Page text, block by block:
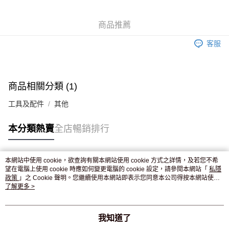
付款後門市自取，訂單確認後2-4個工作天到店，7天內取。逾期後
商品推薦
客服
商品相關分類 (1)
工具及配件 其他
本分類熱賣全店暢銷排行
熱門標籤
熱銷排行
本網站中使用 cookie，欲查詢有關本網站使用 cookie 方式之詳情，及若您不希
望在電腦上使用 cookie 時應如何變更電腦的 cookie 設定，請參閱本網站「 私隱
政策 」之 Cookie 聲明。您繼續使用本網站即表示您同意本公司得按本網站使用
條款之 Cookie 聲明使用 cookie。
了解更多 >
我知道了